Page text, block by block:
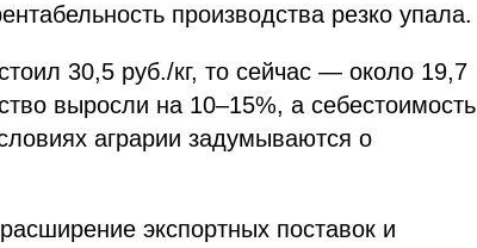
производства резко упала.
30,5 руб./кг, то сейчас — около 19,7
выросли на 10–15%, а себестоимость
аграрии задумываются о
экспортных поставок и